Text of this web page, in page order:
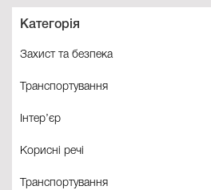
Категорія
Захист та безпека
Транспортування
Інтер’єр
Корисні речі
Транспортування